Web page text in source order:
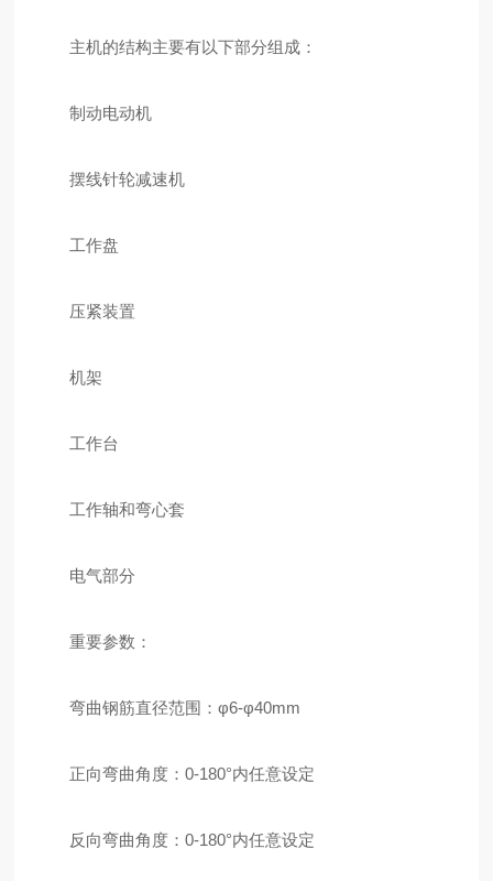
主机的结构主要有以下部分组成：
制动电动机
摆线针轮减速机
工作盘
压紧装置
机架
工作台
工作轴和弯心套
电气部分
重要参数：
弯曲钢筋直径范围：φ6-φ40mm
正向弯曲角度：0-180°内任意设定
反向弯曲角度：0-180°内任意设定